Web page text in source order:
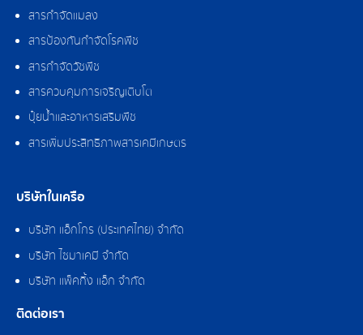
สารกำจัดแมลง
สารป้องกันกำจัดโรคพืช
สารกำจัดวัชพืช
สารควบคุมการเจริญเติบโต
ปุ๋ยน้ำและอาหารเสริมพืช
สารเพิ่มประสิทธิภาพสารเคมีเกษตร
บริษัทในเครือ
บริษัท แอ็กโกร (ประเทศไทย) จำกัด
บริษัท ไซมาเคมี จำกัด
บริษัท แพ็คกิ้ง แอ็ก จำกัด
ติดต่อเรา